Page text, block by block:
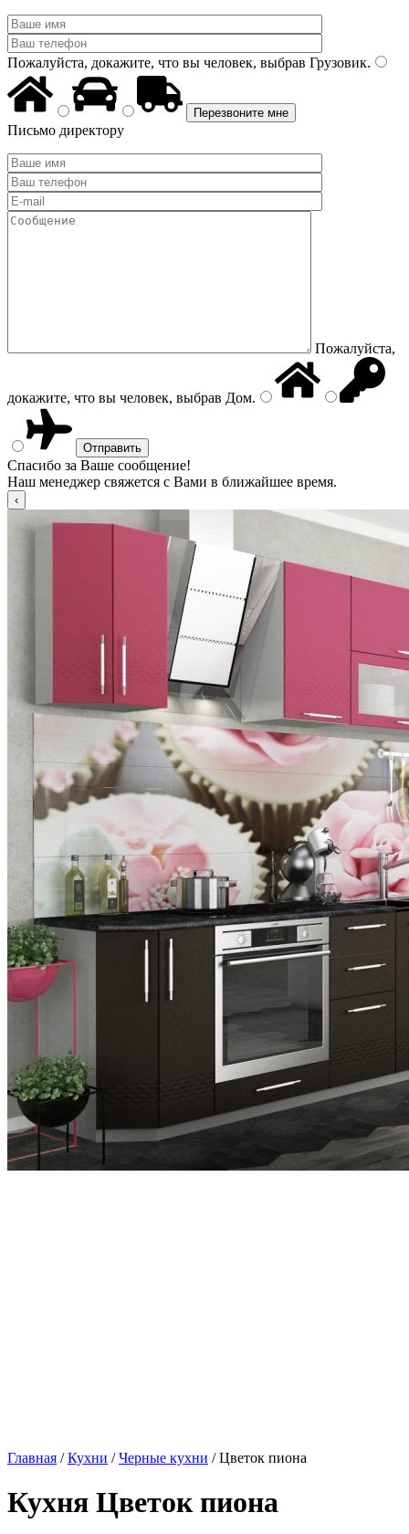
Пожалуйста, докажите, что вы человек, выбрав Грузовик.
Письмо директору
Пожалуйста,
докажите, что вы человек, выбрав Дом.
Спасибо за Ваше сообщение!
Наш менеджер свяжется с Вами в ближайшее время.
Главная /Кухни /Черные кухни / Цветок пиона
Кухня Цветок пиона